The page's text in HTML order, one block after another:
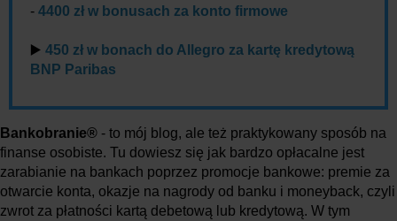
- 4400 zł w bonusach za konto firmowe
▶️ 450 zł w bonach do Allegro za kartę kredytową
BNP Paribas
Bankobranie® - to mój blog, ale też praktykowany sposób na
finanse osobiste. Tu dowiesz się jak bardzo opłacalne jest
zarabianie na bankach poprzez promocje bankowe: premie za
otwarcie konta, okazje na nagrody od banku i moneyback, czyli
zwrot za płatności kartą debetową lub kredytową. W tym